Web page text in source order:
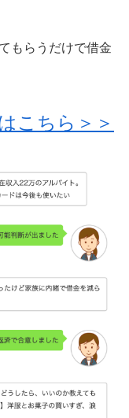
もらうだけで借金
こちら＞＞